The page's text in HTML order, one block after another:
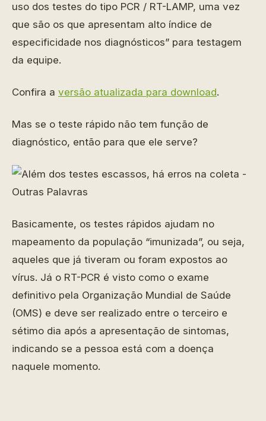
uso dos testes do tipo PCR / RT-LAMP, uma vez
que são os que apresentam alto índice de
especificidade nos diagnósticos” para testagem
da equipe.
Confira a versão atualizada para download.
Mas se o teste rápido não tem função de
diagnóstico, então para que ele serve?
Basicamente, os testes rápidos ajudam no
mapeamento da população “imunizada”, ou seja,
aqueles que já tiveram ou foram expostos ao
vírus. Já o RT-PCR é visto como o exame
definitivo pela Organização Mundial de Saúde
(OMS) e deve ser realizado entre o terceiro e
sétimo dia após a apresentação de sintomas,
indicando se a pessoa está com a doença
naquele momento.